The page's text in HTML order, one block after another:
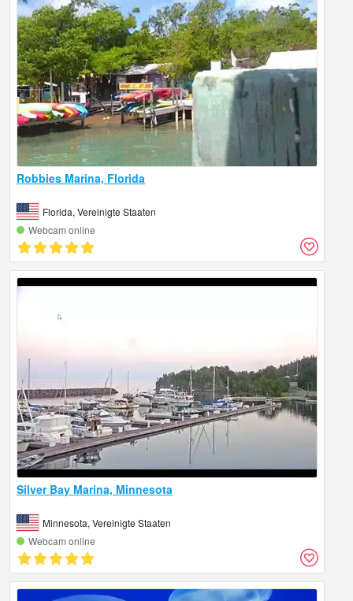
Robbies Marina, Florida
Florida, Vereinigte Staaten
Webcam online
Silver Bay Marina, Minnesota
Minnesota, Vereinigte Staaten
Webcam online